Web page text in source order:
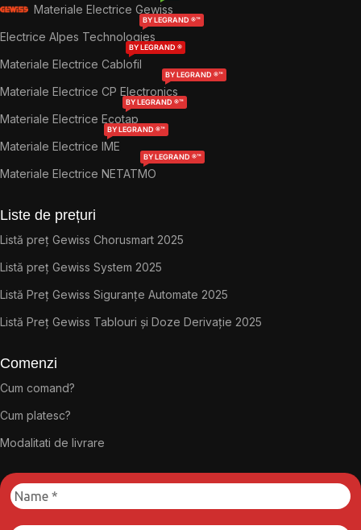
Materiale Electrice Gewiss
Electrice Alpes Technologies
BY LEGRAND ®™
Materiale Electrice Cablofil
BY LEGRAND ®
Materiale Electrice CP Electronics
BY LEGRAND ®™
Materiale Electrice Ecotap
BY LEGRAND ®™
Materiale Electrice IME
BY LEGRAND ®™
Materiale Electrice NETATMO
BY LEGRAND ®™
Liste de prețuri
Listă preț Gewiss Chorusmart 2025
Listă preț Gewiss System 2025
Listă Preț Gewiss Siguranțe Automate 2025
Listă Preț Gewiss Tablouri și Doze Derivație 2025
Comenzi
Cum comand?
Cum platesc?
Modalitati de livrare